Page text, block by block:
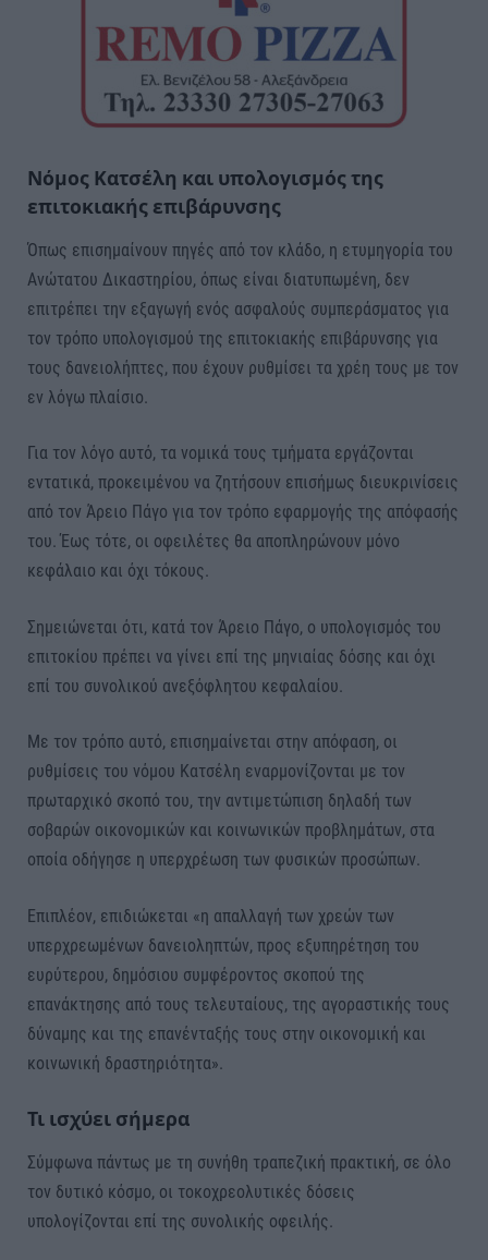
Νόμος Κατσέλη και υπολογισμός της
επιτοκιακής επιβάρυνσης
Όπως επισημαίνουν πηγές από τον κλάδο, η ετυμηγορία του
Ανώτατου Δικαστηρίου, όπως είναι διατυπωμένη, δεν
επιτρέπει την εξαγωγή ενός ασφαλούς συμπεράσματος για
τον τρόπο υπολογισμού της επιτοκιακής επιβάρυνσης για
τους δανειολήπτες, που έχουν ρυθμίσει τα χρέη τους με τον
εν λόγω πλαίσιο.
Για τον λόγο αυτό, τα νομικά τους τμήματα εργάζονται
εντατικά, προκειμένου να ζητήσουν επισήμως διευκρινίσεις
από τον Άρειο Πάγο για τον τρόπο εφαρμογής της απόφασής
του. Έως τότε, οι οφειλέτες θα αποπληρώνουν μόνο
κεφάλαιο και όχι τόκους.
Σημειώνεται ότι, κατά τον Άρειο Πάγο, ο υπολογισμός του
επιτοκίου πρέπει να γίνει επί της μηνιαίας δόσης και όχι
επί του συνολικού ανεξόφλητου κεφαλαίου.
Με τον τρόπο αυτό, επισημαίνεται στην απόφαση, οι
ρυθμίσεις του νόμου Κατσέλη εναρμονίζονται με τον
πρωταρχικό σκοπό του, την αντιμετώπιση δηλαδή των
σοβαρών οικονομικών και κοινωνικών προβλημάτων, στα
οποία οδήγησε η υπερχρέωση των φυσικών προσώπων.
Επιπλέον, επιδιώκεται «η απαλλαγή των χρεών των
υπερχρεωμένων δανειοληπτών, προς εξυπηρέτηση του
ευρύτερου, δημόσιου συμφέροντος σκοπού της
επανάκτησης από τους τελευταίους, της αγοραστικής τους
δύναμης και της επανένταξής τους στην οικονομική και
κοινωνική δραστηριότητα».
Τι ισχύει σήμερα
Σύμφωνα πάντως με τη συνήθη τραπεζική πρακτική, σε όλο
τον δυτικό κόσμο, οι τοκοχρεολυτικές δόσεις
υπολογίζονται επί της συνολικής οφειλής.